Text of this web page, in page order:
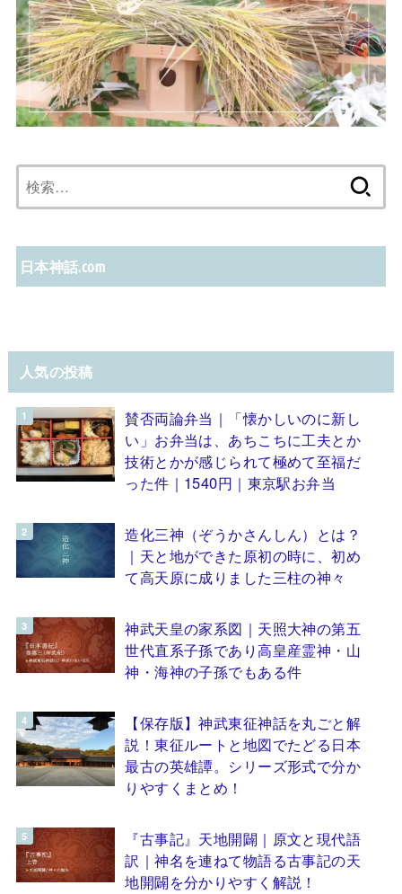
索:
日本神話.com
人気の投稿
賛否両論弁当｜「懐かしいのに新し
い」お弁当は、あちこちに工夫とか
技術とかが感じられて極めて至福だ
った件｜1540円｜東京駅お弁当
造化三神（ぞうかさんしん）とは？
｜天と地ができた原初の時に、初め
て高天原に成りました三柱の神々
神武天皇の家系図｜天照大神の第五
世代直系子孫であり高皇産霊神・山
神・海神の子孫でもある件
【保存版】神武東征神話を丸ごと解
説！東征ルートと地図でたどる日本
最古の英雄譚。シリーズ形式で分か
りやすくまとめ！
『古事記』天地開闢｜原文と現代語
訳｜神名を連ねて物語る古事記の天
地開闢を分かりやすく解説！